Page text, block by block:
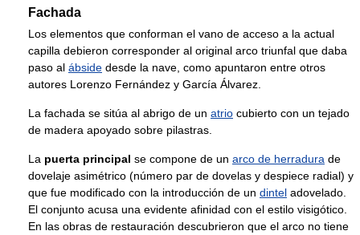
Fachada
Los elementos que conforman el vano de acceso a la actual
capilla debieron corresponder al original arco triunfal que daba
paso al ábside desde la nave, como apuntaron entre otros
autores Lorenzo Fernández y García Álvarez.
La fachada se sitúa al abrigo de un atrio cubierto con un tejado
de madera apoyado sobre pilastras.
La puerta principal se compone de un arco de herradura de
dovelaje asimétrico (número par de dovelas y despiece radial) y
que fue modificado con la introducción de un dintel adovelado.
El conjunto acusa una evidente afinidad con el estilo visigótico.
En las obras de restauración descubrieron que el arco no tiene